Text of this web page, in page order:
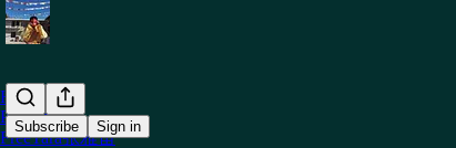
Subscribe Sign in
Home
Podcast
FreeTara张雅笛